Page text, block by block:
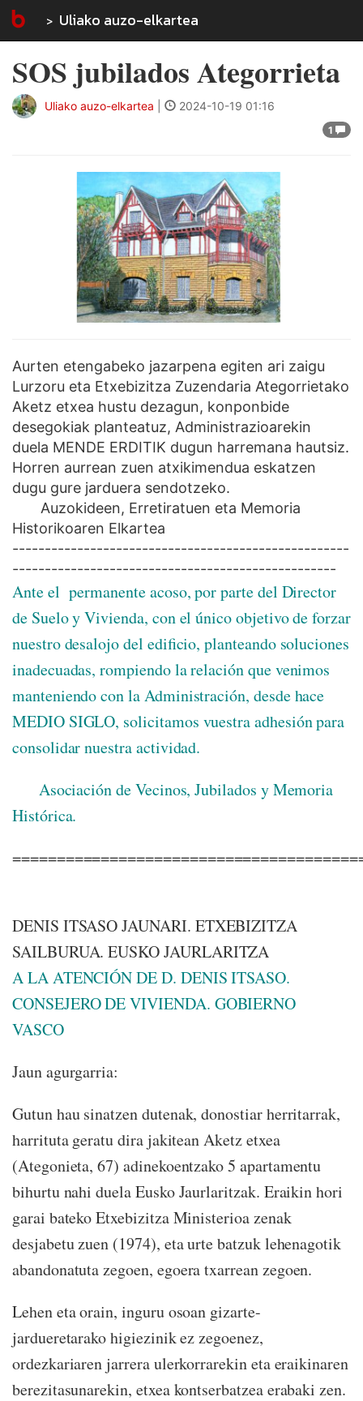
Uliako auzo-elkartea
SOS jubilados Ategorrieta
Uliako auzo-elkartea 2024-10-19 01:16
1
Aurten etengabeko jazarpena egiten ari zaigu
Lurzoru eta Etxebizitza Zuzendaria Ategorrietako
Aketz etxea hustu dezagun, konponbide
desegokiak planteatuz, Administrazioarekin
duela MENDE ERDITIK dugun harremana hautsiz.
Horren aurrean zuen atxikimendua eskatzen
dugu gure jarduera sendotzeko.
Auzokideen, Erretiratuen eta Memoria
Historikoaren Elkartea
----------------------------------------------------
--------------------------------------------------
Ante el permanente acoso, por parte del Director
de Suelo y Vivienda, con el único objetivo de forzar
nuestro desalojo del edificio, planteando soluciones
inadecuadas, rompiendo la relación que venimos
manteniendo con la Administración, desde hace
MEDIO SIGLO, solicitamos vuestra adhesión para
consolidar nuestra actividad.
Asociación de Vecinos, Jubilados y Memoria
Histórica.
DENIS ITSASO JAUNARI. ETXEBIZITZA
SAILBURUA. EUSKO JAURLARITZA
A LA ATENCIÓN DE D. DENIS ITSASO.
CONSEJERO DE VIVIENDA. GOBIERNO
VASCO
Jaun agurgarria:
Gutun hau sinatzen dutenak, donostiar herritarrak,
harrituta geratu dira jakitean Aketz etxea
(Ategonieta, 67) adinekoentzako 5 apartamentu
bihurtu nahi duela Eusko Jaurlaritzak. Eraikin hori
garai bateko Etxebizitza Ministerioa zenak
desjabetu zuen (1974), eta urte batzuk lehenagotik
abandonatuta zegoen, egoera txarrean zegoen.
Lehen eta orain, inguru osoan gizarte-
jardueretarako higiezinik ez zegoenez,
ordezkariaren jarrera ulerkorrarekin eta eraikinaren
berezitasunarekin, etxea kontserbatzea erabaki zen.